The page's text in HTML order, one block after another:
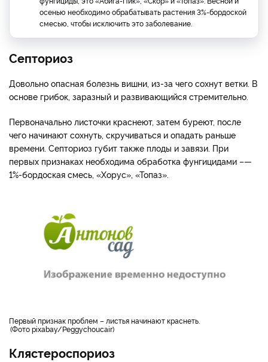
осенью необходимо обрабатывать растения 3%-бордоской
смесью, чтобы исключить это заболевание.
Септориоз
Довольно опасная болезнь вишни, из-за чего сохнут ветки. В
основе грибок, заразный и развивающийся стремительно.
Первоначально листочки краснеют, затем буреют, после
чего начинают сохнуть, скручиваться и опадать раньше
времени. Септориоз губит также плоды и завязи. При
первых признаках необходима обработка фунгицидами –—
1%-бордоская смесь, «Хорус», «Топаз».
Первый признак проблем – листья начинают краснеть.
Фото pixabay/Peggychoucair
Клястероспориоз